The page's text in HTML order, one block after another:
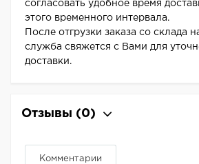
согласовать удобное время
этого временного интервала.
После отгрузки заказа со склада
служба свяжется с Вами для
доставки.
Отзывы (0)
Комментарии